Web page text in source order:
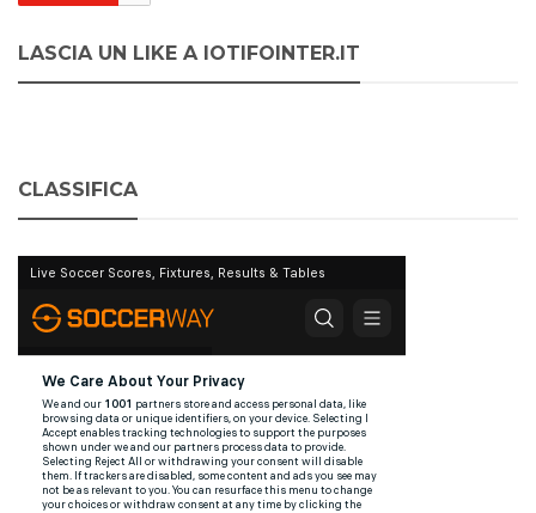
LASCIA UN LIKE A IOTIFOINTER.IT
CLASSIFICA